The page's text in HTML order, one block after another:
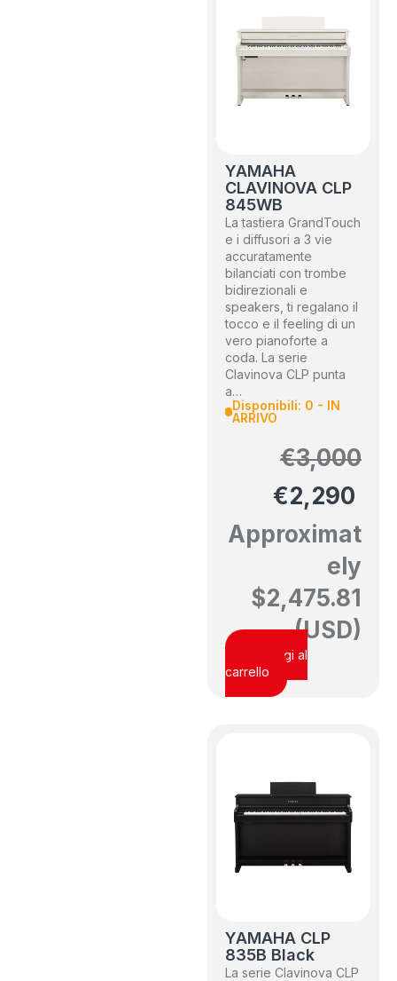
YAMAHA
CLAVINOVA CLP
845WB
La tastiera GrandTouch
e i diffusori a 3 vie
accuratamente
bilanciati con trombe
bidirezionali e
speakers, ti regalano il
tocco e il feeling di un
vero pianoforte a
coda. La serie
Clavinova CLP punta
a…
Disponibili: 0 - IN
ARRIVO
€3,000
€2,290
Approximat
ely
$2,475.81
(USD)
Aggiungi al
carrello
YAMAHA CLP
835B Black
La serie Clavinova CLP